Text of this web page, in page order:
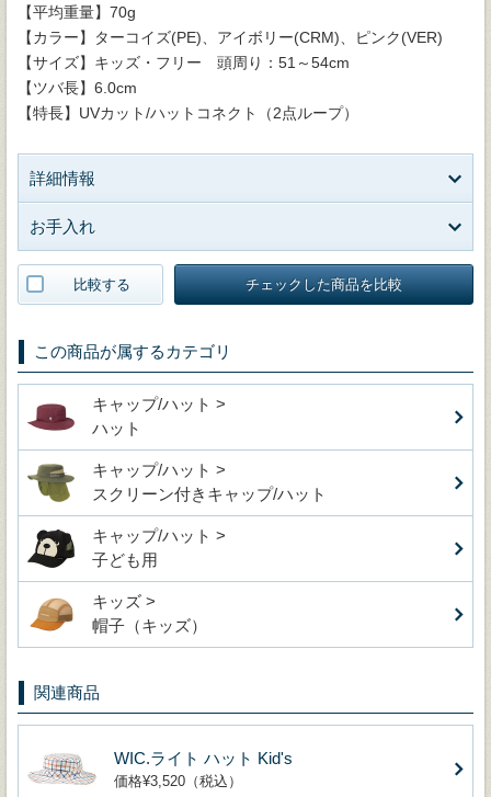
【平均重量】70g
【カラー】ターコイズ(PE)、アイボリー(CRM)、ピンク(VER)
【サイズ】キッズ・フリー 頭周り：51～54cm
【ツバ長】6.0cm
【特長】UVカット/ハットコネクト（2点ループ）
詳細情報
お手入れ
比較する チェックした商品を比較
この商品が属するカテゴリ
キャップ/ハット >
ハット
キャップ/ハット >
スクリーン付きキャップ/ハット
キャップ/ハット >
子ども用
キッズ >
帽子（キッズ）
関連商品
WIC.ライト ハット Kid's
価格¥3,520（税込）